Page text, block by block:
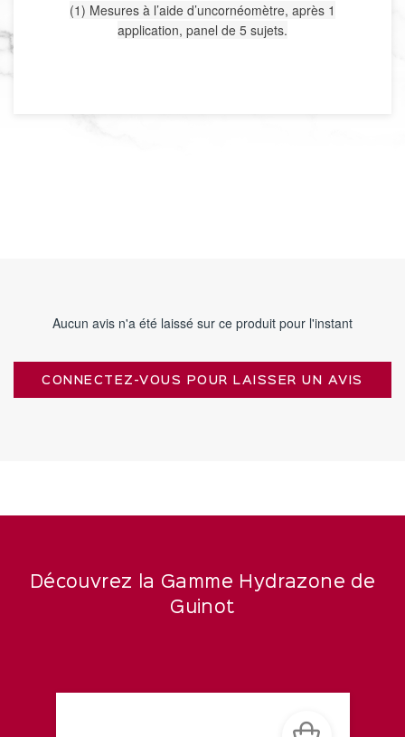
(1) Mesures à l’aide d’uncornéomètre, après 1
application, panel de 5 sujets.
Aucun avis n'a été laissé sur ce produit pour l'instant
CONNECTEZ-VOUS POUR LAISSER UN AVIS
Découvrez la Gamme Hydrazone de
Guinot